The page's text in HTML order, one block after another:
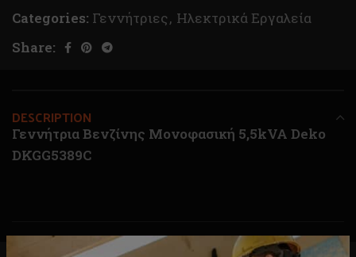
Categories: Γεννήτριες, Ηλεκτρικά Εργαλεία
Share:
DESCRIPTION
Γεννήτρια Βενζίνης Μονοφασική 5,5kVA Deko
DKGG5389C